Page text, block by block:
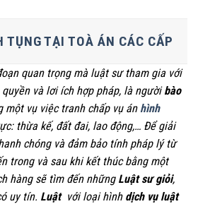
TỤNG TẠI TOÀ ÁN CÁC CẤP
quan trọng mà luật sư tham gia với
và lơi ích hợp pháp, là ngườibào
vụ việc tranh chấp vụ án hình
thừa kế, đất đai, lao động,… Để giải
chóng và đảm bảo tính pháp lý từ
trong và sau khi kết thúc bằng một
hàng sẽ tìm đến những Luật sư giỏi,
uy tín. Luật với loại hình dịch vụ luật